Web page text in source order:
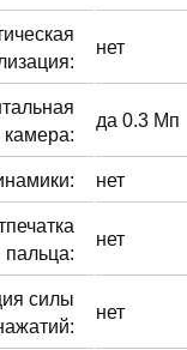
нет
камера:
да 0.3 Мп
нет
пальца:
нет
силы
нет